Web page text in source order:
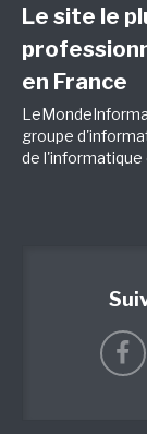
Le site le
en France
groupe
de l'informatique